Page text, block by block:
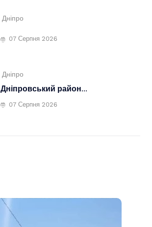
Дніпро
07 Серпня 2026
Дніпро
Дніпровський район...
07 Серпня 2026